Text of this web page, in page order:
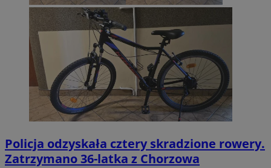
Policja odzyskała cztery skradzione rowery.
Zatrzymano 36-latka z Chorzowa